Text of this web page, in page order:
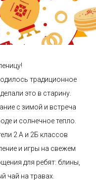
традиционное
это в старину.
с зимой и встреча
и солнечное тепло.
2 А и 2Б классов
и игры на свежем
для ребят: блины,
чай на травах.